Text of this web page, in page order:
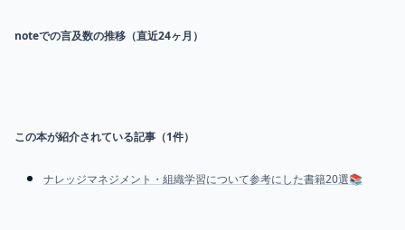
noteでの言及数の推移（直近24ヶ月）
この本が紹介されている記事（1件）
ナレッジマネジメント・組織学習について参考にした書籍20選📚